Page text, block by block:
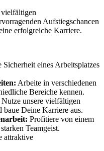
Aufstiegschancen
erfolgreiche Karriere.
Sicherheit eines Arbeitsplatzes
Arbeite in verschiedenen
Bereiche kennen.
Nutze unsere vielfältigen
Deine Karriere aus.
Profitiere von einem
Teamgeist.
attraktive